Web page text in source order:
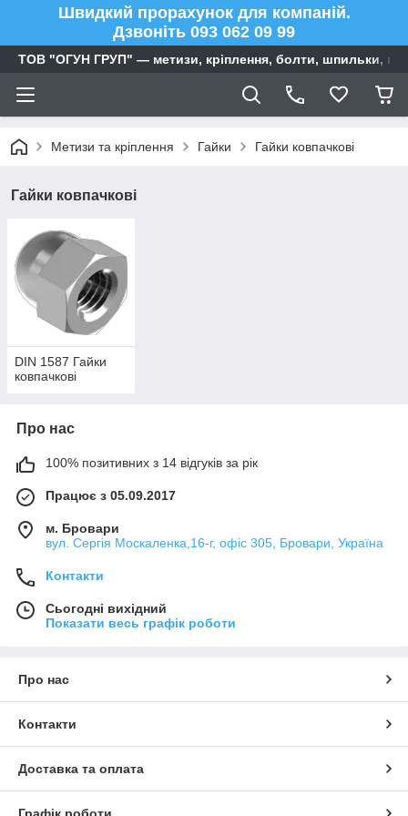
Швидкий прорахунок для компаній.
Дзвоніть 093 062 09 99
ТОВ "ОГУН ГРУП" — метизи, кріплення, болти, шпильки,
Метизи та кріплення Гайки Гайки ковпачкові
Гайки ковпачкові
DIN 1587 Гайки
ковпачкові
Про нас
100% позитивних з 14 відгуків за рік
Працює з 05.09.2017
м. Бровари
вул. Сергія Москаленка,16-г, офіс 305, Бровари, Україна
Контакти
Сьогодні вихідний
Показати весь графік роботи
Про нас
Контакти
Доставка та оплата